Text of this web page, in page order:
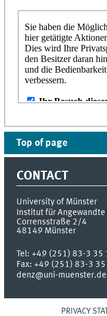
Top of page
CONTACT
University of Münster
Institut für Angewandte
Corrensstraße 2/4
48149 Münster
Tel:+49 (251) 83-3 35
Fax:+49 (251) 83-3 35
denz@uni-muenster.de
PRIVACY